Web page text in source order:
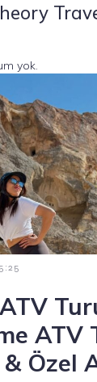
yok.
ATV
Özel